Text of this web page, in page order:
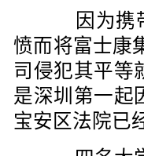
因为携带
愤而将富士康
司侵犯其平等
是深圳第一起
宝安区法院已